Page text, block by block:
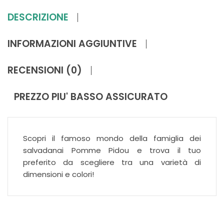
DESCRIZIONE
INFORMAZIONI AGGIUNTIVE
RECENSIONI (0)
PREZZO PIU' BASSO ASSICURATO
Scopri il famoso mondo della famiglia dei
salvadanai Pomme Pidou e trova il tuo
preferito da scegliere tra una varietà di
dimensioni e colori!